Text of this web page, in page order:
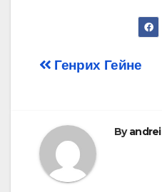
Post
Генрих Гейне
Byandrei